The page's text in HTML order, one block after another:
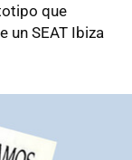
que
un SEAT Ibiza